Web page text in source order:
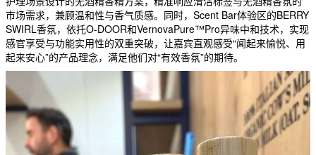
市场需求，兼顾温和性与香气质感。同时，Scent Bar体验区的BERRY
SWIRL香氛，依托O-DOOR和VernovaPure™Pro异味中和技术，实现
感官享受与功能实用性的双重突破，让嘉宾直观感受“闻起来愉悦、用
起来安心”的产品理念，满足他们对“有效香氛”的期待。